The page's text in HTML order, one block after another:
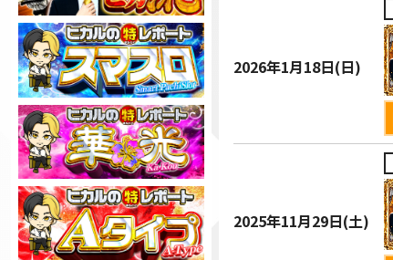
2026年1月18日(日)
2025年11月29日(土)